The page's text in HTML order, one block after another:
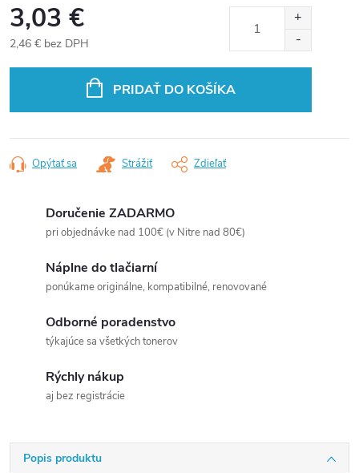
3,03 €
2,46 € bez DPH
PRIDAŤ DO KOŠÍKA
Opýtať sa Strážiť Zdieľať
Doručenie ZADARMO
pri objednávke nad 100€ (v Nitre nad 80€)
Náplne do tlačiarní
ponúkame originálne, kompatibilné, renovované
Odborné poradenstvo
týkajúce sa všetkých tonerov
Rýchly nákup
aj bez registrácie
Popis produktu